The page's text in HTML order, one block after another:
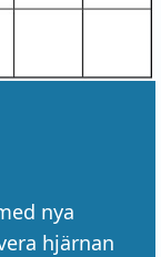
nya
hjärnan